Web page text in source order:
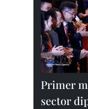
Primer
sector